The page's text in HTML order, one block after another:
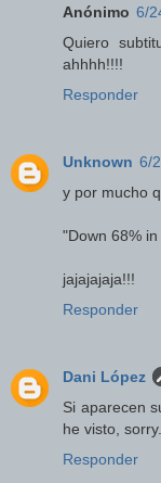
Anónimo 6/
Quiero
ahhhh!!!!
Responder
Unknown 6/
y por mucho
"Down 68%
jajajajaja!!!
Responder
Dani López
Si aparecen
he visto, sorry.
Responder